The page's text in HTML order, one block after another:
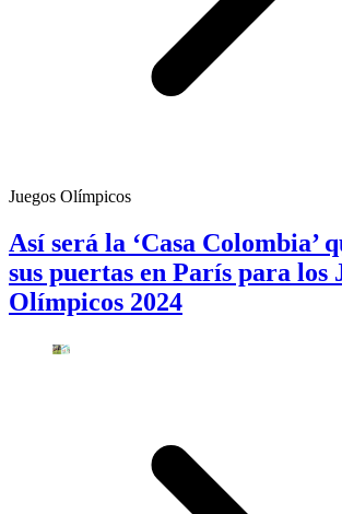
Juegos Olímpicos
Así será la ‘Casa Colombia’
sus puertas en París para los
Olímpicos 2024